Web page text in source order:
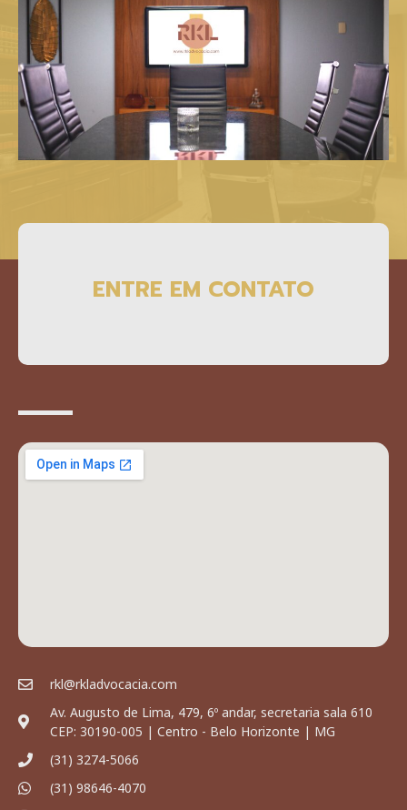
ENTRE EM CONTATO
rkl@rkladvocacia.com
Av. Augusto de Lima, 479, 6º andar, secretaria sala 610
CEP: 30190-005 | Centro - Belo Horizonte | MG
(31) 3274-5066
(31) 98646-4070